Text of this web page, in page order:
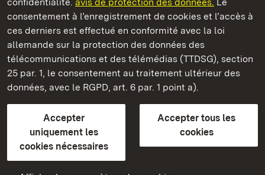
consentement à l’enregistrement de cookies et l’accès à
ces derniers est effectué en conformité avec la loi
allemande sur la protection des données des
télécommunications et des télémédias (TTDSG), section
25 par. 1, le consentement au traitement ultérieur des
données, avec le RGPD, art. 6 par. 1 point a).
Accepter
uniquement les
cookies nécessaires
Accepter tous les
cookies
Châteaux et jardins publics du Bade-Wurtemberg
Contact et informationsFAQ et réponsesMentions légales
Protection des données
Explications sur l’accessibilité
BITV-konform (geprüfte Seiten)
plus loin
Accueil
Monuments